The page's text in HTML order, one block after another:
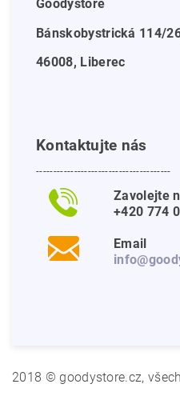
Goodystore
Bánskobystrická 114/
46008, Liberec
Kontaktujte nás
---------------------------------------
Zavolejte
+420 774
Email
2018 © goodystore.cz,